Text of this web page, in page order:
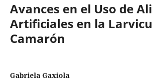
Avances en el Uso de
Artificiales en la
Camarón
Gabriela Gaxiola